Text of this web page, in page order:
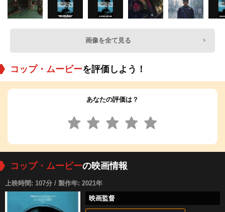
画像を全て見る
コップ・ムービーを評価しよう！
あなたの評価は？
コップ・ムービーの映画情報
上映時間: 107分 / 製作年: 2021年
映画監督